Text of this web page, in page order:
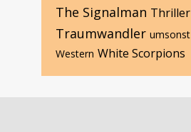
The Signalman Thriller
Traumwandler umsonst
Western White Scorpions